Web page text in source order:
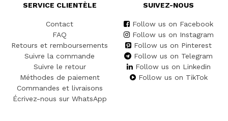
SERVICE CLIENTÈLE
Contact
FAQ
Retours et remboursements
Suivre la commande
Suivre le retour
Méthodes de paiement
Commandes et livraisons
Écrivez-nous sur WhatsApp
SUIVEZ-NOUS
Follow us on Facebook
Follow us on Instagram
Follow us on Pinterest
Follow us on Telegram
Follow us on Linkedin
Follow us on TikTok